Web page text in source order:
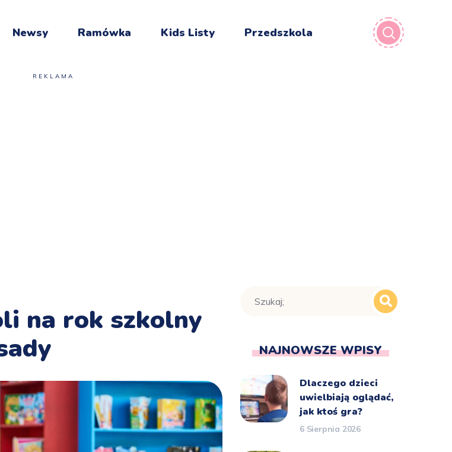
Newsy Ramówka Kids Listy Przedszkola
REKLAMA
na rok szkolny
NAJNOWSZE WPISY
Dlaczego dzieci
uwielbiają oglądać,
jak ktoś gra?
6 Sierpnia 2026